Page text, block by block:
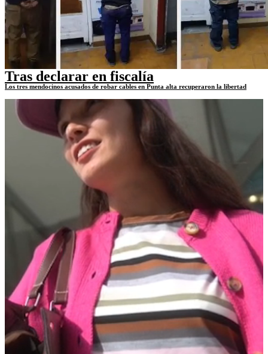
Tras declarar en fiscalía
Los tres mendocinos acusados de robar cables en Punta alta recuperaron la libertad